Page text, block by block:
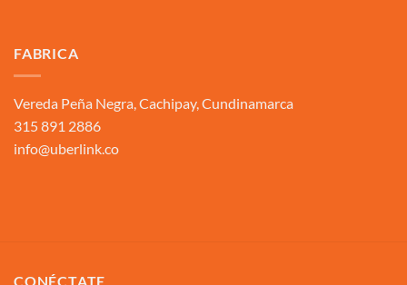
FABRICA
Vereda Peña Negra, Cachipay, Cundinamarca
315 891 2886
info@uberlink.co
CONÉCTATE